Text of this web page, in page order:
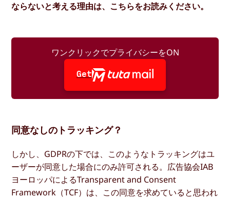
ならないと考える理由は、こちらをお読みください。
ワンクリックでプライバシーをON
Get
同意なしのトラッキング？
しかし、GDPRの下では、このようなトラッキングはユ
ーザーが同意した場合にのみ許可される。広告協会IAB
ヨーロッパによるTransparent and Consent
Framework（TCF）は、この同意を求めていると思われ